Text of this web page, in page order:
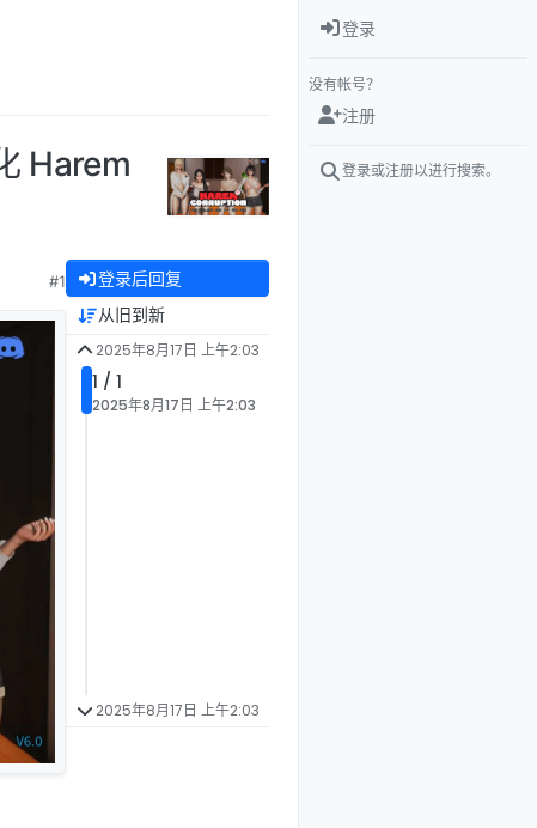
Harem
#1 登录后回复
从旧到新
2025年8月17日 上午2:03
1 / 1
2025年8月17日 上午2:03
2025年8月17日 上午2:03
登录
没有帐号？
注册
登录或注册以进行搜索。